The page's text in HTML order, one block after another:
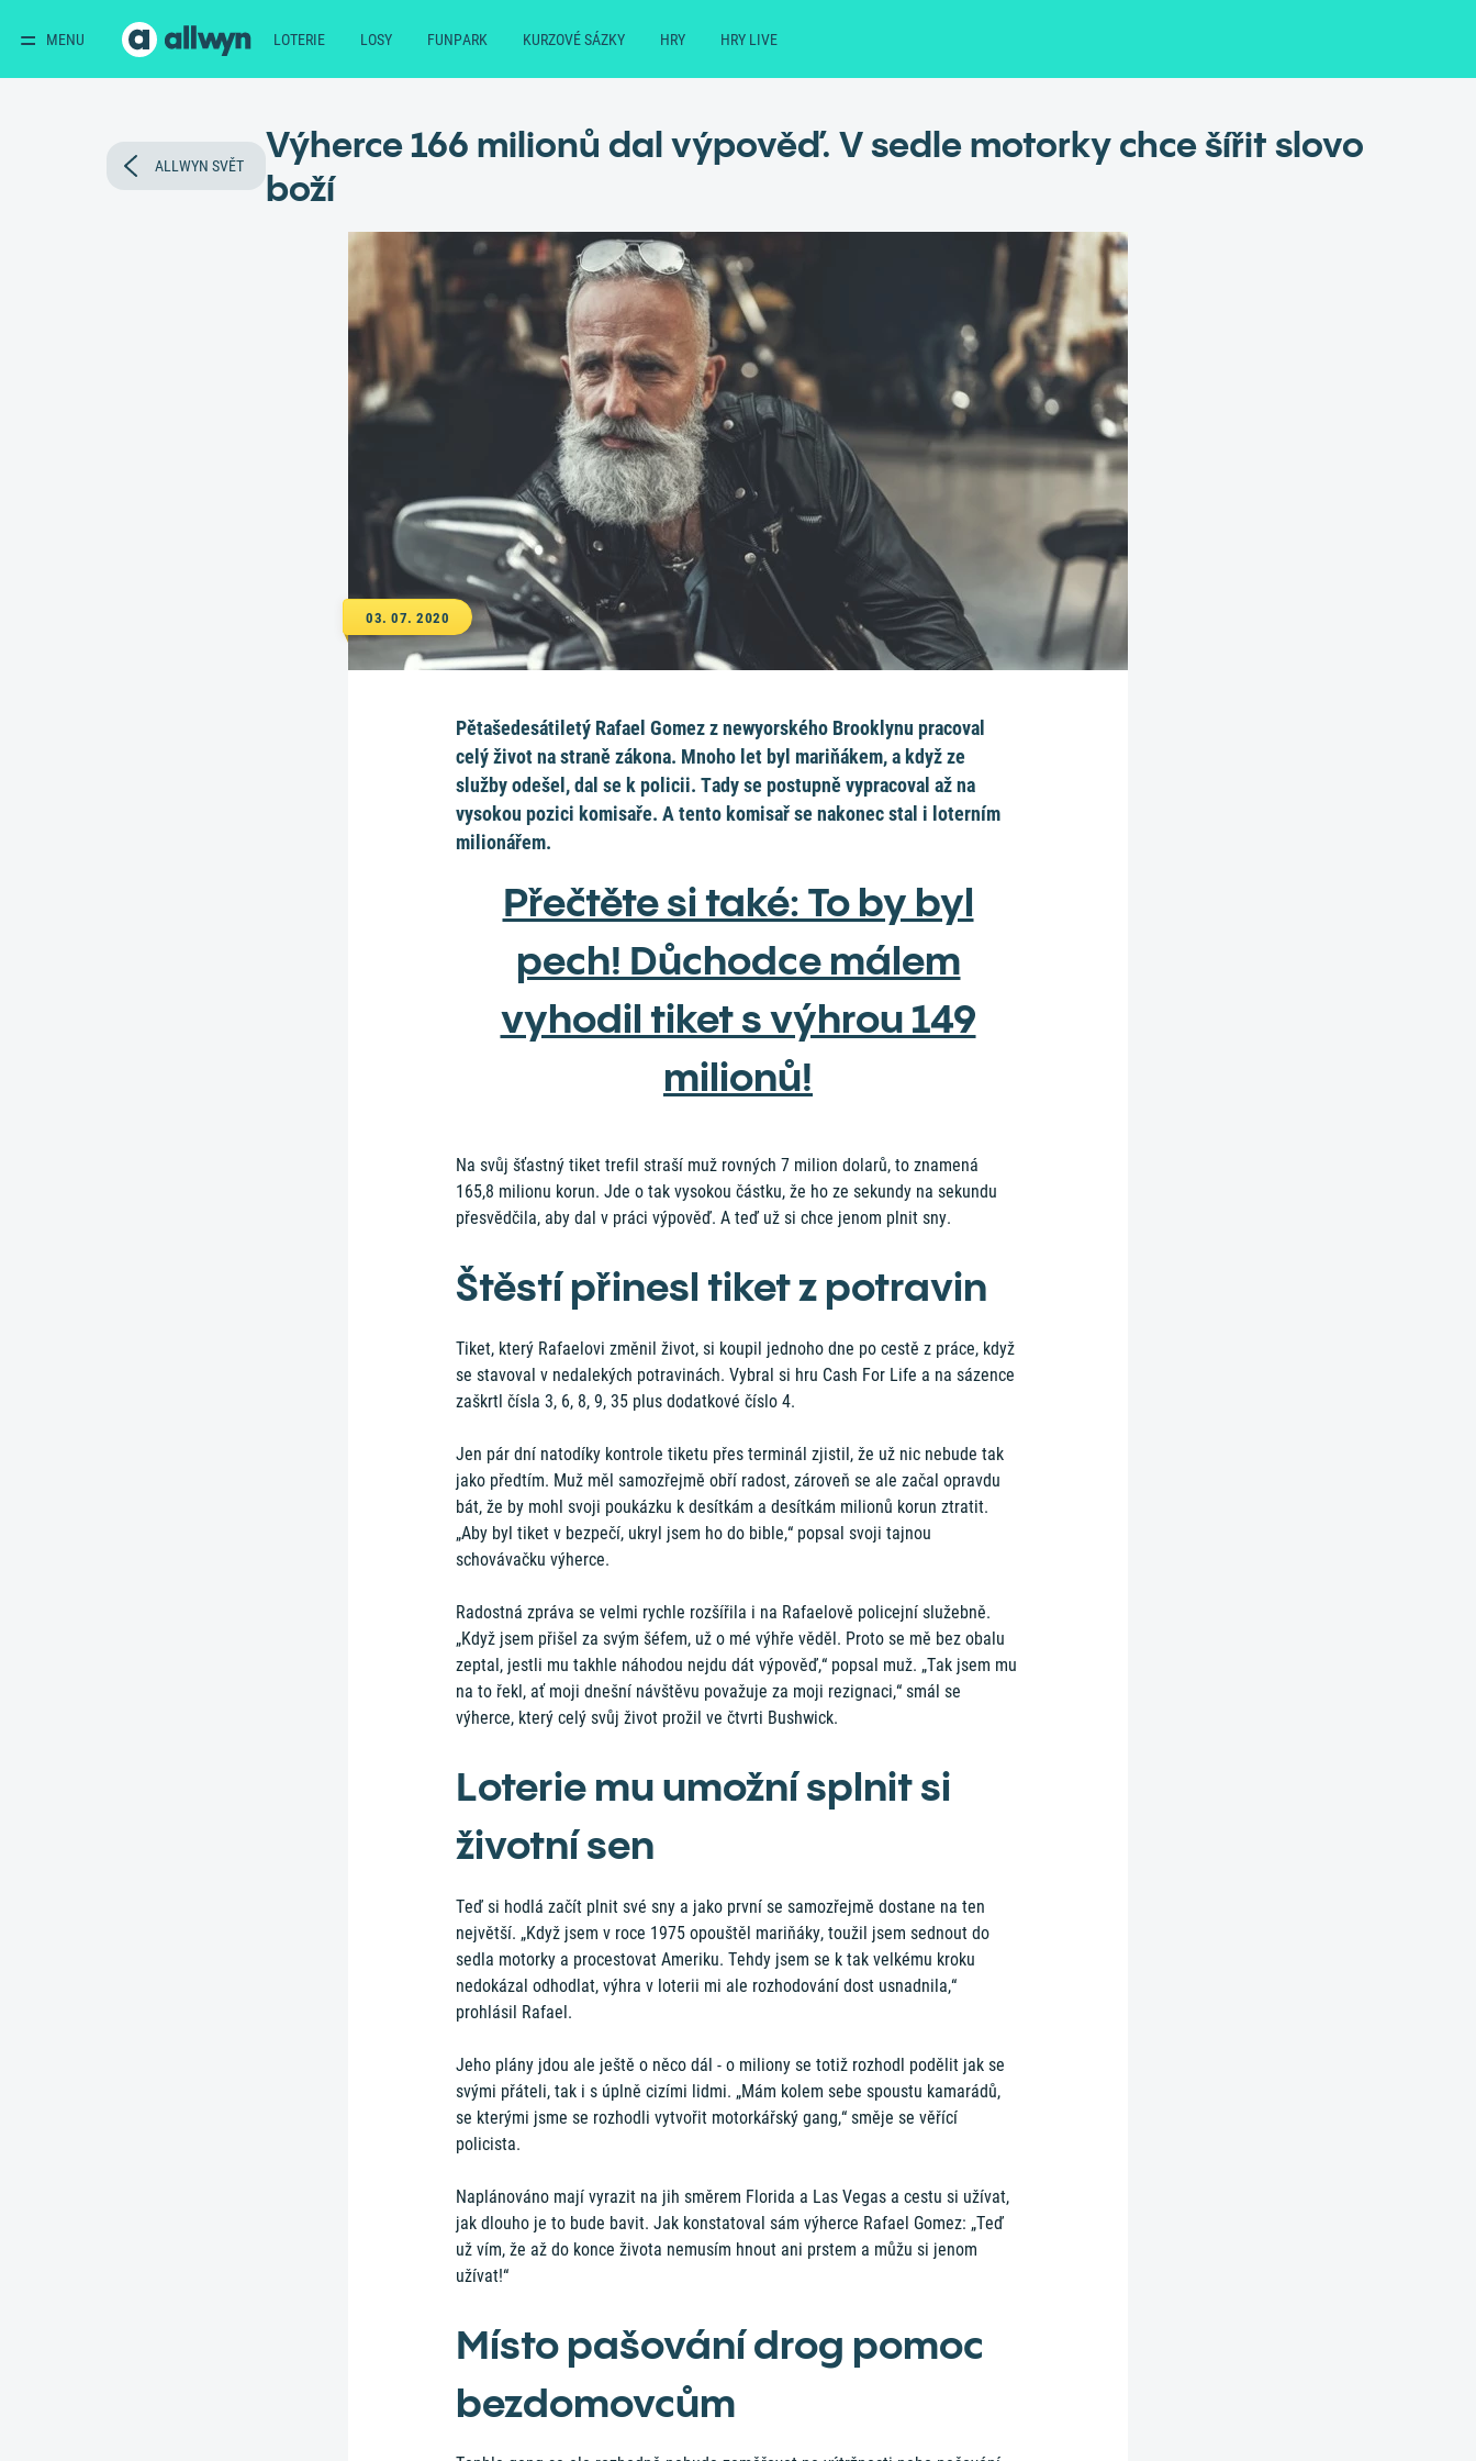
MENU LOTERIE LOSY FUNPARK KURZOVÉ SÁZKY HRY HRY LIVE
ALLWYN SVĚT
Výherce 166 milionů dal výpověď. V sedle motorky chce šířit slovo
boží
03. 07. 2020
Pětašedesátiletý Rafael Gomez z newyorského Brooklynu pracoval
celý život na straně zákona. Mnoho let byl mariňákem, a když ze
služby odešel, dal se k policii. Tady se postupně vypracoval až na
vysokou pozici komisaře. A tento komisař se nakonec stal i loterním
milionářem.
Přečtěte si také: To by byl
pech! Důchodce málem
vyhodil tiket s výhrou 149
milionů!
Na svůj šťastný tiket trefil straší muž rovných 7 milion dolarů, to znamená
165,8 milionu korun. Jde o tak vysokou částku, že ho ze sekundy na sekundu
přesvědčila, aby dal v práci výpověď. A teď už si chce jenom plnit sny.
Štěstí přinesl tiket z potravin
Tiket, který Rafaelovi změnil život, si koupil jednoho dne po cestě z práce, když
se stavoval v nedalekých potravinách. Vybral si hru Cash For Life a na sázence
zaškrtl čísla 3, 6, 8, 9, 35 plus dodatkové číslo 4.
Jen pár dní natodíky kontrole tiketu přes terminál zjistil, že už nic nebude tak
jako předtím. Muž měl samozřejmě obří radost, zároveň se ale začal opravdu
bát, že by mohl svoji poukázku k desítkám a desítkám milionů korun ztratit.
„Aby byl tiket v bezpečí, ukryl jsem ho do bible,“ popsal svoji tajnou
schovávačku výherce.
Radostná zpráva se velmi rychle rozšířila i na Rafaelově policejní služebně.
„Když jsem přišel za svým šéfem, už o mé výhře věděl. Proto se mě bez obalu
zeptal, jestli mu takhle náhodou nejdu dát výpověď,“ popsal muž. „Tak jsem mu
na to řekl, ať moji dnešní návštěvu považuje za moji rezignaci,“ smál se
výherce, který celý svůj život prožil ve čtvrti Bushwick.
Loterie mu umožní splnit si
životní sen
Teď si hodlá začít plnit své sny a jako první se samozřejmě dostane na ten
největší. „Když jsem v roce 1975 opouštěl mariňáky, toužil jsem sednout do
sedla motorky a procestovat Ameriku. Tehdy jsem se k tak velkému kroku
nedokázal odhodlat, výhra v loterii mi ale rozhodování dost usnadnila,“
prohlásil Rafael.
Jeho plány jdou ale ještě o něco dál - o miliony se totiž rozhodl podělit jak se
svými přáteli, tak i s úplně cizími lidmi. „Mám kolem sebe spoustu kamarádů,
se kterými jsme se rozhodli vytvořit motorkářský gang,“ směje se věřící
policista.
Naplánováno mají vyrazit na jih směrem Florida a Las Vegas a cestu si užívat,
jak dlouho je to bude bavit. Jak konstatoval sám výherce Rafael Gomez: „Teď
už vím, že až do konce života nemusím hnout ani prstem a můžu si jenom
užívat!“
Místo pašování drog pomoc
bezdomovcům